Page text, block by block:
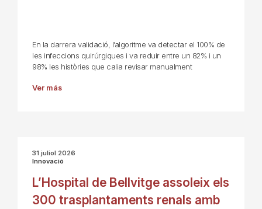
En la darrera validació, l’algoritme va detectar el 100% de
les infeccions quirúrgiques i va reduir entre un 82% i un
98% les històries que calia revisar manualment
Ver más
31 juliol 2026
Innovació
L’Hospital de Bellvitge assoleix els
300 trasplantaments renals amb